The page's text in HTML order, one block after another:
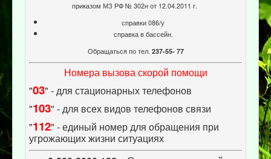
приказом МЗ РФ № 302н от 12.04.2011 г.
справки 086/у
справка в бассейн.
Обращаться по тел. 237-55- 77
Номера вызова скорой помощи
"03" - для стационарных телефонов
"103" - для всех видов телефонов связи
"112" - единый номер для обращения при
угрожающих жизни ситуациях